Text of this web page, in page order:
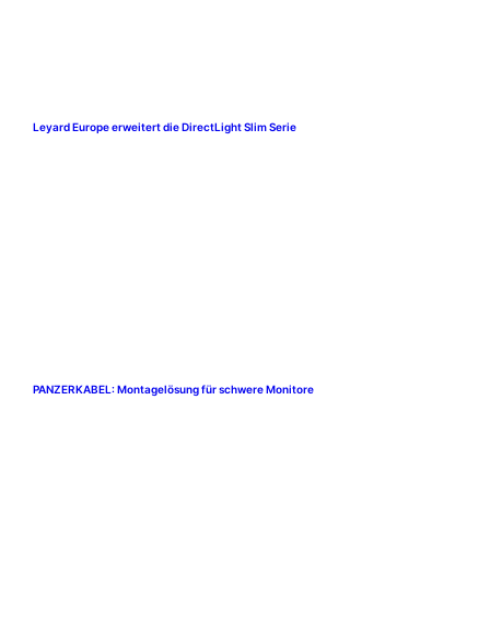
Leyard Europe erweitert die DirectLight Slim Serie
PANZERKABEL: Montagelösung für schwere Monitore